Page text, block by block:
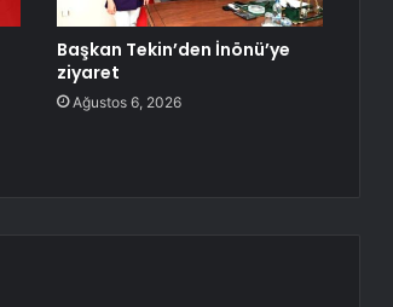
Başkan Tekin’den İnönü’ye
ziyaret
Ağustos 6, 2026